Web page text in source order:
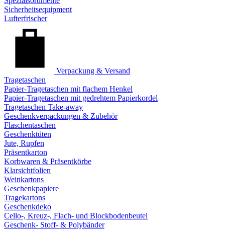
Sicherheitsequipment
Lufterfrischer
Verpackung & Versand
Tragetaschen
Papier-Tragetaschen mit flachem Henkel
Papier-Tragetaschen mit gedrehtem Papierkordel
Tragetaschen Take-away
Geschenkverpackungen & Zubehör
Flaschentaschen
Geschenktüten
Jute, Rupfen
Präsentkarton
Korbwaren & Präsentkörbe
Klarsichtfolien
Weinkartons
Geschenkpapiere
Tragekartons
Geschenkdeko
Cello-, Kreuz-, Flach- und Blockbodenbeutel
Geschenk- Stoff- & Polybänder